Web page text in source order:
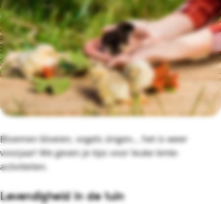
Bloemen bloeien, vogels zingen... het is weer
voorjaar! We geven je tips voor leuke lente-
activiteiten.
Levendigheid in de tuin